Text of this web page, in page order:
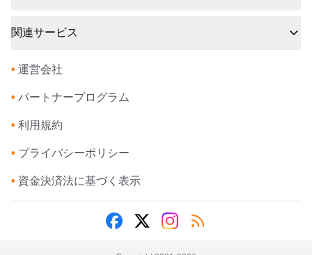
関連サービス
• 運営会社
• パートナープログラム
• 利用規約
• プライバシーポリシー
• 資金決済法に基づく表示